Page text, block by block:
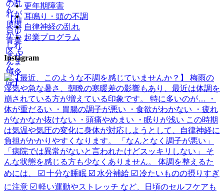
更年期障害
耳鳴り・頭の不調
自律神経の乱れ
起業プログラム
Instagram